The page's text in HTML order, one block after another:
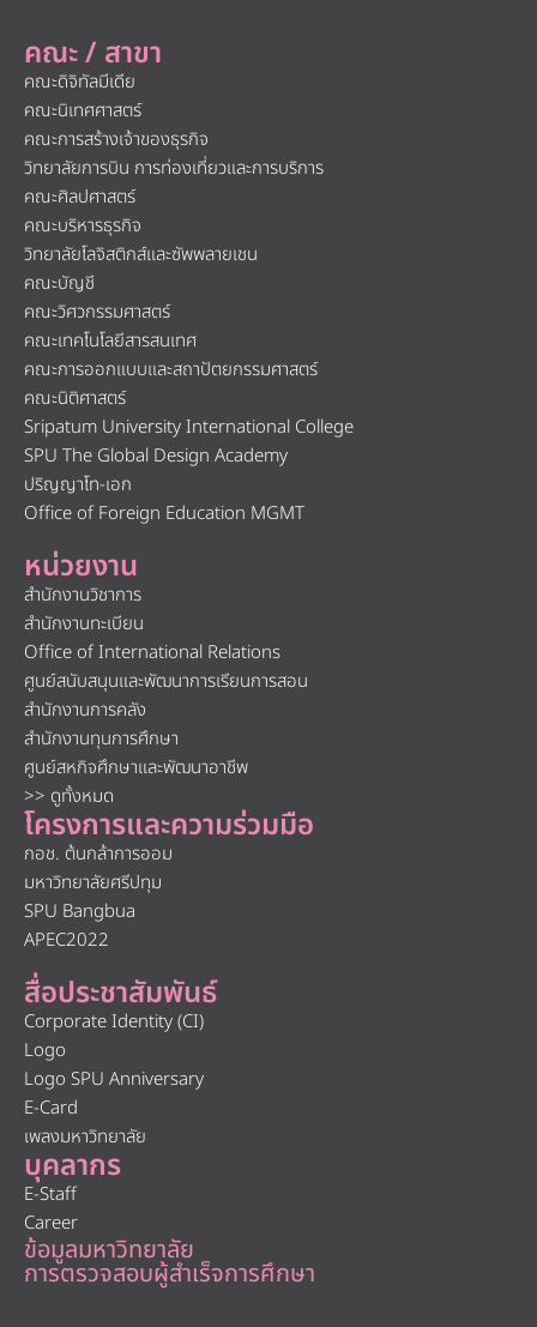
คณะ / สาขา
คณะดิจิทัลมีเดีย
คณะนิเทศศาสตร์
คณะการสร้างเจ้าของธุรกิจ
วิทยาลัยการบิน การท่องเที่ยวและการบริการ
คณะศิลปศาสตร์
คณะบริหารธุรกิจ
วิทยาลัยโลจิสติกส์และซัพพลายเชน
คณะบัญชี
คณะวิศวกรรมศาสตร์
คณะเทคโนโลยีสารสนเทศ
คณะการออกแบบและสถาปัตยกรรมศาสตร์
คณะนิติศาสตร์
Sripatum University International College
SPU The Global Design Academy
ปริญญาโท-เอก
Office of Foreign Education MGMT
หน่วยงาน
สำนักงานวิชาการ
สำนักงานทะเบียน
Office of International Relations
ศูนย์สนับสนุนและพัฒนาการเรียนการสอน
สำนักงานการคลัง
สำนักงานทุนการศึกษา
ศูนย์สหกิจศึกษาและพัฒนาอาชีพ
>> ดูทั้งหมด
โครงการและความร่วมมือ
กอช. ต้นกล้าการออม
มหาวิทยาลัยศรีปทุม
SPU Bangbua
APEC2022
สื่อประชาสัมพันธ์
Corporate Identity (CI)
Logo
Logo SPU Anniversary
E-Card
เพลงมหาวิทยาลัย
บุคลากร
E-Staff
Career
ข้อมูลมหาวิทยาลัย
การตรวจสอบผู้สำเร็จการศึกษา